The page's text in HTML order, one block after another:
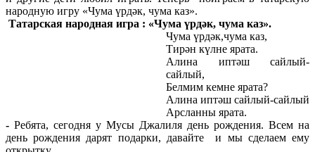
народную игру «Чума үрдәк, чума каз».
Татарская народная игра : «Чума үрдәк, чума каз».
Чума үрдәк,чума каз,
Тирән күлне ярата.
Алина иптәш сайлый-
сайлый,
Белмим кемне ярата?
Алина иптәш сайлый-сайлый
Арсланны ярата.
- Ребята, сегодня у Мусы Джалиля день рождения. Всем на
день рождения дарят подарки, давайте и мы сделаем ему